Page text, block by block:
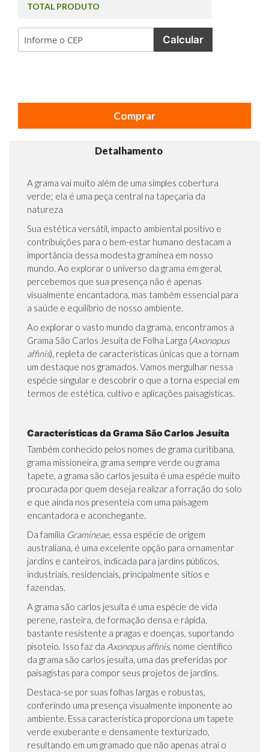
TOTAL PRODUTO
Calcular
Comprar
Detalhamento
A grama vai muito além de uma simples cobertura
verde; ela é uma peça central na tapeçaria da
natureza
Sua estética versátil, impacto ambiental positivo e
contribuições para o bem-estar humano destacam a
importância dessa modesta gramínea em nosso
mundo. Ao explorar o universo da grama em geral,
percebemos que sua presença não é apenas
visualmente encantadora, mas também essencial para
a saúde e equilíbrio de nosso ambiente.
Ao explorar o vasto mundo da grama, encontramos a
Grama São Carlos Jesuíta de Folha Larga (Axonopus
affinis), repleta de características únicas que a tornam
um destaque nos gramados. Vamos mergulhar nessa
espécie singular e descobrir o que a torna especial em
termos de estética, cultivo e aplicações paisagísticas.
Características da Grama São Carlos Jesuíta
Também conhecido pelos nomes de grama curitibana,
grama missioneira, grama sempre verde ou grama
tapete, a grama são carlos jesuíta é uma espécie muito
procurada por quem deseja realizar a forração do solo
e que ainda nos presenteia com uma paisagem
encantadora e aconchegante.
Da família Gramineae, essa espécie de origem
australiana, é uma excelente opção para ornamentar
jardins e canteiros, indicada para jardins públicos,
industriais, residenciais, principalmente sítios e
fazendas.
A grama são carlos jesuíta é uma espécie de vida
perene, rasteira, de formação densa e rápida,
bastante resistente a pragas e doenças, suportando
pisoteio. Isso faz da Axonopus affinis, nome científico
da grama são carlos jesuíta, uma das preferidas por
paisagistas para compor seus projetos de jardins.
Destaca-se por suas folhas largas e robustas,
conferindo uma presença visualmente imponente ao
ambiente. Essa característica proporciona um tapete
verde exuberante e densamente texturizado,
resultando em um gramado que não apenas atrai o